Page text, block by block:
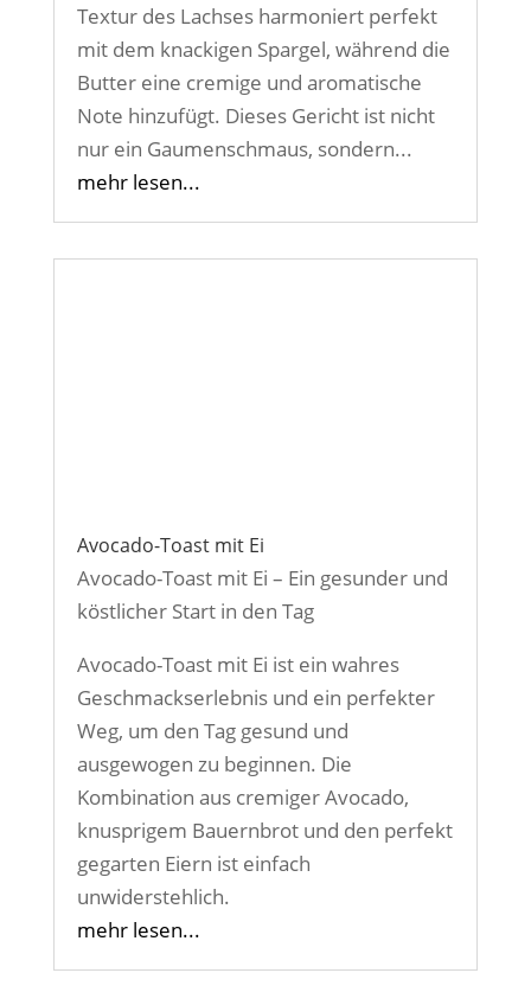
Textur des Lachses harmoniert perfekt
mit dem knackigen Spargel, während die
Butter eine cremige und aromatische
Note hinzufügt. Dieses Gericht ist nicht
nur ein Gaumenschmaus, sondern...
mehr lesen...
Avocado-Toast mit Ei
Avocado-Toast mit Ei – Ein gesunder und
köstlicher Start in den Tag
Avocado-Toast mit Ei ist ein wahres
Geschmackserlebnis und ein perfekter
Weg, um den Tag gesund und
ausgewogen zu beginnen. Die
Kombination aus cremiger Avocado,
knusprigem Bauernbrot und den perfekt
gegarten Eiern ist einfach
unwiderstehlich.
mehr lesen...